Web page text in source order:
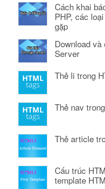
Cách khai
PHP, các
gặp
Download
Server
Thẻ li trong
Thẻ nav
Thẻ article
Cấu trúc
template